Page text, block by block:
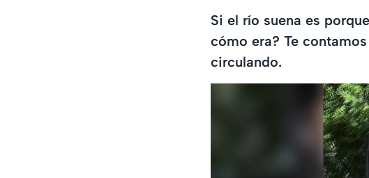
Si el río suena es
cómo era? Te
circulando.